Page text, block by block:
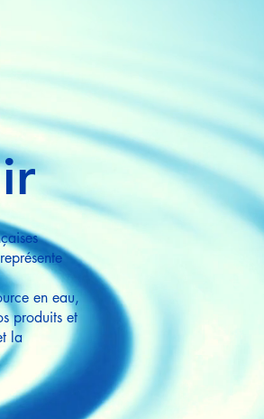
en eau,
produits et
la